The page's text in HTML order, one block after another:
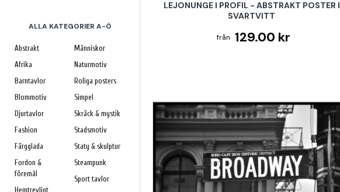
ALLA KATEGORIER A-Ö
Abstrakt
Afrika
Barntavlor
Blommotiv
Djurtavlor
Fashion
Färgglada
Fordon &
föremål
Hemtrevligt
Människor
Naturmotiv
Roliga posters
Simpel
Skräck & mystik
Stadsmotiv
Staty & skulptur
Steampunk
Sport tavlor
LEJONUNGE I PROFIL - ABSTRAKT POSTER I
SVARTVITT
129.00 kr